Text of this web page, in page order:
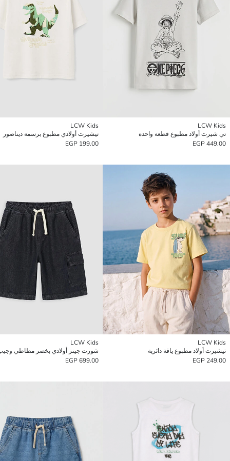
LCW Kids
تي شيرت أولاد مطبوع قطعة واحدة
449.00 EGP
LCW Kids
تيشيرت أولادي مطبوع برسمة ديناصور
199.00 EGP
LCW Kids
تيشيرت أولاد مطبوع ياقة دائرية
249.00 EGP
LCW Kids
شورت جينز أولادي بخصر مطاطي
699.00 EGP